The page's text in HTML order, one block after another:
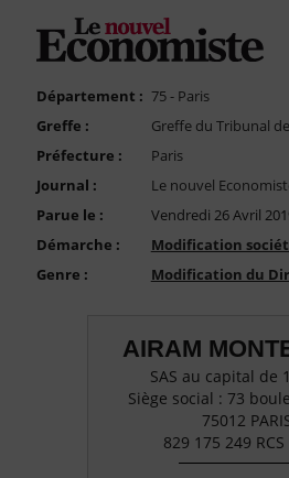
FAQ
Compte PRO
Département : 75 - Paris
Greffe :
Greffe du Tribunal
Préfecture :
Paris
Journal :
Le nouvel
Parue le :
Vendredi 26 Avril
Démarche :
Modification
Genre :
Modification du
AIRAM
SAS au capital de
Siège social : 73
75012
829 175 249 RCS